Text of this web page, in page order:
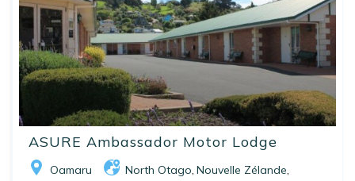
ASURE Ambassador Motor Lodge
Oamaru North Otago Nouvelle Zélande